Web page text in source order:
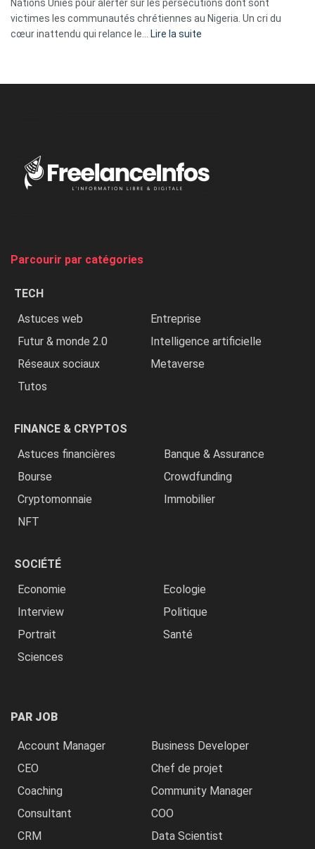
Nations Unies pour alerter sur les persécutions dont sont
victimes les communautés chrétiennes au Nigeria. Un cri du
cœur inattendu qui relance le… Lire la suite
Nigeria,
Parcourir par catégories
TECH
Astuces web
Entreprise
Futur & monde 2.0
Intelligence artificielle
Réseaux sociaux
Metaverse
Tutos
FINANCE & CRYPTOS
Astuces financières
Banque & Assurance
Bourse
Crowdfunding
Cryptomonnaie
Immobilier
NFT
SOCIÉTÉ
Economie
Ecologie
Interview
Politique
Portrait
Santé
Sciences
PAR JOB
Account Manager
Business Developer
CEO
Chef de projet
Coaching
Community Manager
Consultant
COO
CRM
Data Scientist